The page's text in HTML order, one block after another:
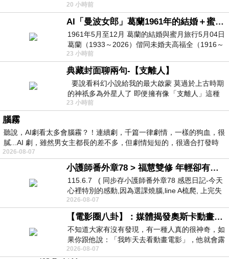
天的風刮得很熱 夜遊消暑熱。。。
20 小時前
AI「曼波女郎」葛蘭1961年的結婚＋蜜月旅行 #戀上老電影 #葛蘭 #粟子
1961年5月至12月 葛蘭的結婚與蜜月旅行5月04日
葛蘭（1933～2026）偕同未婚夫高福全（1916～
2004）乘郵輪赴倫敦6月15日於英國倫敦St.S
23 小時前
典藏封面聊兩句-【支離人】
要說看科幻小說給我的最大啟蒙 莫過於上古時期
的神祇多為外星人了 即便擁有像「支離人」這種
驚世駭俗的神通法門 也未必讀
23 小時前
腦霧
聽說，AI劇看太多會腦霧？！連續劇，千篇一律劇情，一樣的狗血，很
膩...AI 劇，雖然男女主都長的差不多，但劇情短短的，很適合打發時
2026-08-07
小護師番外章78 > 福慧雙修 年輕卻有個老靈魂 ㄑ金剛經〉podcast
115.6.7 ( 同步存小護師番外章78 感恩日記-今天
心裡特別的感動,因為選課燒腦,line A梳爬, 上完失
智課的她,特來傾
2026-08-07
【電影圈八卦】：媒體揭發奧斯卡動畫項目投票醜聞！好萊塢為什麼看不起動畫電影？
不知道大家有沒有發現，有一種人真的很神奇，如
果你跟他說：「我昨天去看動畫電影」，他就會露
出一種慈祥的微笑，然後問你是不是陪小
2026-08-07